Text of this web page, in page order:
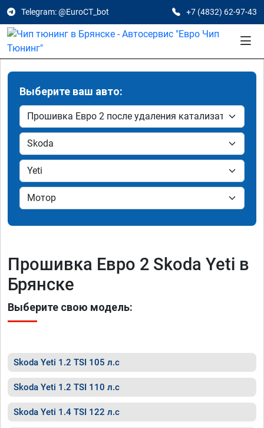
Telegram: @EuroCT_bot +7 (4832) 62-97-43
Выберите ваш авто:
Прошивка Евро 2 Skoda Yeti в
Брянске
Выберите свою модель:
Skoda Yeti 1.2 TSI 105 л.с
Skoda Yeti 1.2 TSI 110 л.с
Skoda Yeti 1.4 TSI 122 л.с